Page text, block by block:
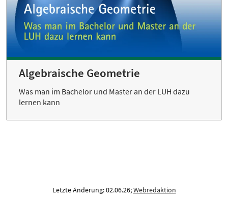
Algebraische Geometrie
Was man im Bachelor und Master an der LUH dazu
lernen kann
Letzte Änderung: 02.06.26;Webredaktion